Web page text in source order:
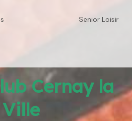
Senior Loisir
Cernay la
Ville